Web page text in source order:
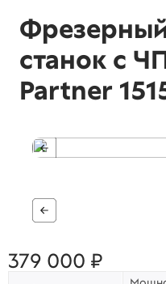
станок с
Partner
379 000 ₽